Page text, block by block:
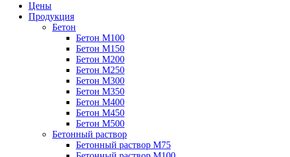
Цены
Продукция
Бетон
Бетон М100
Бетон М150
Бетон М200
Бетон М250
Бетон М300
Бетон М350
Бетон М400
Бетон М450
Бетон М500
Бетонный раствор
Бетонный раствор М75